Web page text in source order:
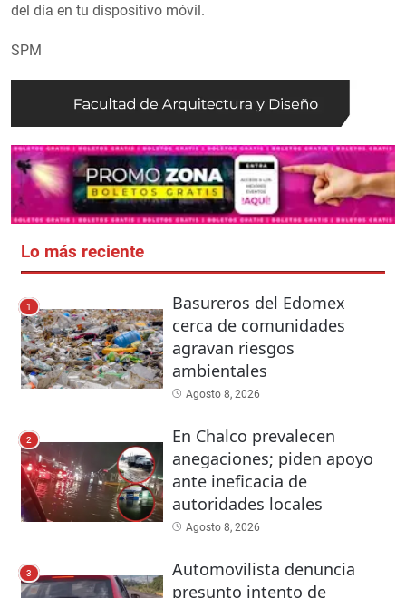
del día en tu dispositivo móvil.
SPM
Lo más reciente
1
Basureros del Edomex
cerca de comunidades
agravan riesgos
ambientales
Agosto 8, 2026
2
En Chalco prevalecen
anegaciones; piden apoyo
ante ineficacia de
autoridades locales
Agosto 8, 2026
3
Automovilista denuncia
presunto intento de